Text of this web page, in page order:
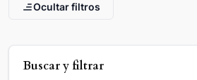
Ocultar filtros
Buscar y filtrar